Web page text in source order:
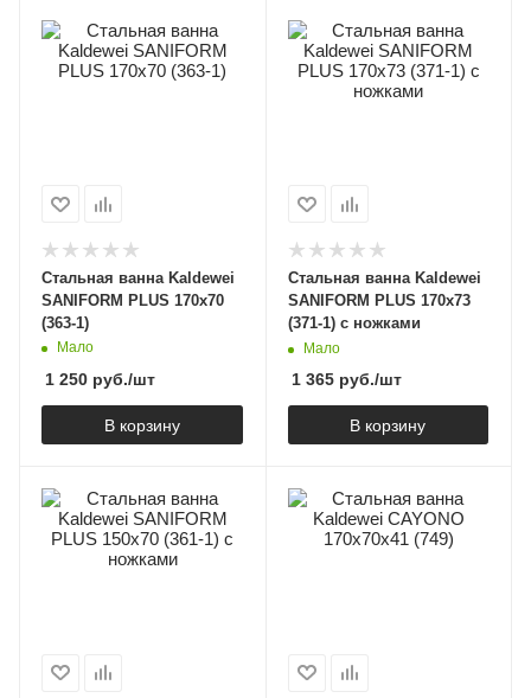
Стальная ванна Kaldewei
SANIFORM PLUS 170х70
(363-1)
Мало
1 250 руб./шт
В корзину
Стальная ванна Kaldewei
SANIFORM PLUS 170x73
(371-1) с ножками
Мало
1 365руб./шт
В корзину